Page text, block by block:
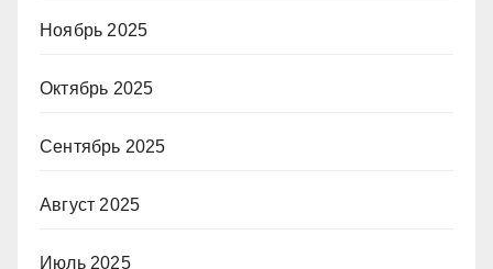
Ноябрь 2025
Октябрь 2025
Сентябрь 2025
Август 2025
Июль 2025